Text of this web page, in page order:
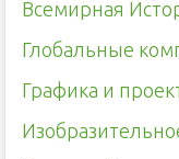
Всемирная
Глобальные
Графика и